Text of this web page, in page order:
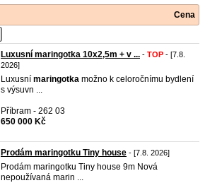
Cena
Luxusní maringotka 10x2,5m + v ... - TOP - [7.8.
2026]
Luxusní maringotka možno k celoročnímu bydlení
s výsuvn ...
Příbram - 262 03
650 000 Kč
Prodám maringotku Tiny house - [7.8. 2026]
Prodám maringotku Tiny house 9m Nová
nepoužívaná marin ...